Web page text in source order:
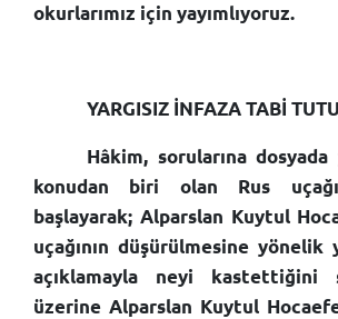
okurlarımız için yayımlıyoruz.
YARGISIZ İNFAZA TABİ
Hâkim, sorularına
konudan biri olan Rus
başlayarak; Alparslan Kuytul
uçağının düşürülmesine yönelik
açıklamayla neyi kastettiğini
üzerine Alparslan Kuytul